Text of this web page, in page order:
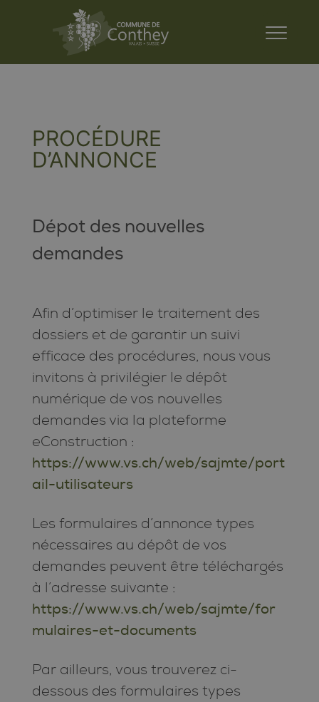
PROCÉDURE
D’ANNONCE
Dépot des nouvelles
demandes
Afin d’optimiser le traitement des
dossiers et de garantir un suivi
efficace des procédures, nous vous
invitons à privilégier le dépôt
numérique de vos nouvelles
demandes via la plateforme
eConstruction :
https://www.vs.ch/web/sajmte/port
ail-utilisateurs
Les formulaires d’annonce types
nécessaires au dépôt de vos
demandes peuvent être téléchargés
à l’adresse suivante :
https://www.vs.ch/web/sajmte/for
mulaires-et-documents
Par ailleurs, vous trouverez ci-
dessous des formulaires types